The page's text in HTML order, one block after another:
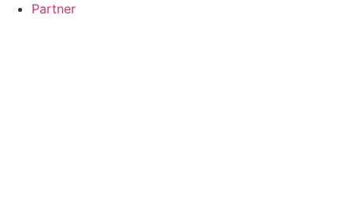
Partner